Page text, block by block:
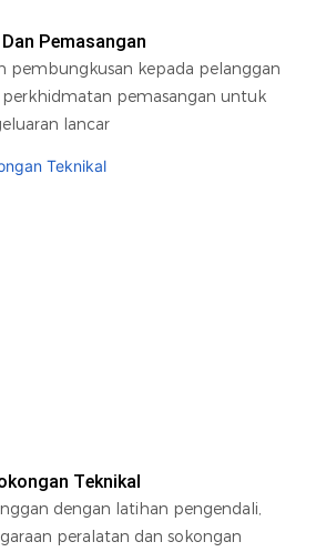
Pemasangan
pembungkusan kepada pelanggan
perkhidmatan pemasangan untuk
lancar
Teknikal
dengan latihan pengendali,
peralatan dan sokongan